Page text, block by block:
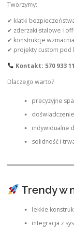
Tworzymy:
✔ klatki
✔ zderzaki stalowe i
✔ konstrukcje
✔ projekty custom pod
Kontakt: 570 933
Dlaczego warto?
precyzyjne
indywidualne
solidność i
Trendy w
lekkie
integracja z